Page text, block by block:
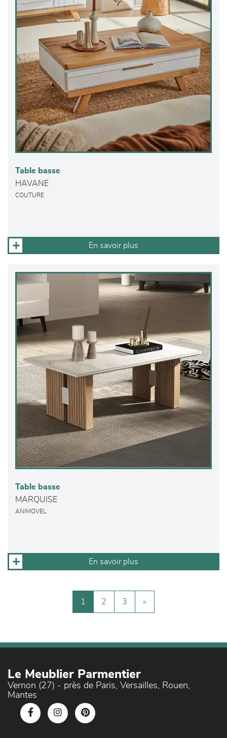
Table basse
HAVANE
COUTURE
En savoir plus
Table basse
MARQUISE
ANIMOVEL
En savoir plus
1 2 3 »
Le Meublier Parmentier
Vernon (27) - près de Paris, Versailles, Rouen,
Mantes